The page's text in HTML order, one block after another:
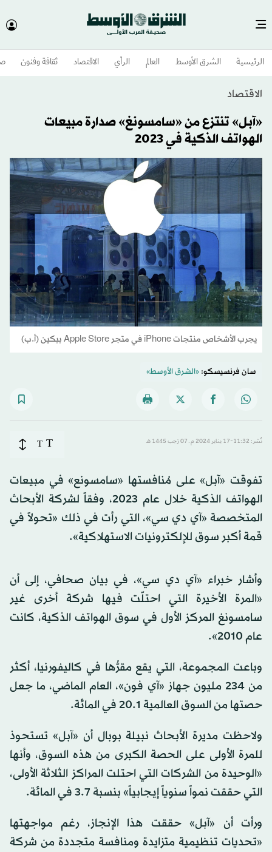
الرئيسية الشرق الأوسط​ العالم الرأي الاقتصاد ثقافة وفنون
الاقتصاد
«آبل» تنتزع من «سامسونغ» صدارة مبيعات
الهواتف الذكية في 2023
يجرب الأشخاص منتجات iPhone في متجر Apple Store ببكين (أ.ب)
سان فرنسيسكو:«الشرق الأوسط»
نُشر: 11:32-17 يناير 2024 م ـ 07 رَجب 1445 هـ T
T
تفوقت «آبل» على مُنافستها «سامسونع» في مبيعات
الهواتف الذكية خلال عام 2023، وفقاً لشركة الأبحاث
المتخصصة «آي دي سي»، التي رأت في ذلك «تحولاً في
قمة أكبر سوق للإلكترونيات الاستهلاكية».
وأشار خبراء «آي دي سي»، في بيان صحافي، إلى أن
«المرة الأخيرة التي احتلّت فيها شركة أخرى غير
سامسونغ المركز الأول في سوق الهواتف الذكية، كانت
عام 2010».
وباعت المجموعة، التي يقع مقرُّها في كاليفورنيا، أكثر
من 234 مليون جهاز «آي فون»، العام الماضي، ما جعل
حصتها من السوق العالمية 20.1 في المائة.
ولاحظت مديرة الأبحاث نبيلة بوبال أن «آبل» تستحوذ
للمرة الأولى على الحصة الكبرى من هذه السوق، وأنها
«الوحيدة من الشركات التي احتلت المراكز الثلاثة الأولى،
التي حققت نمواً سنوياً إيجابياً» بنسبة 3.7 في المائة.
ورأت أن «آبل» حققت هذا الإنجاز، رغم مواجهتها
«تحديات تنظيمية متزايدة ومنافسة متجددة من شركة